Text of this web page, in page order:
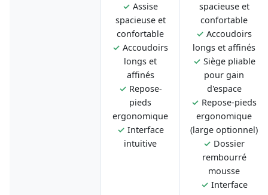
✓ Assise
spacieuse et
confortable
✓ Accoudoirs
longs et
affinés
✓ Repose-
pieds
ergonomique
✓ Interface
intuitive
spacieuse et
confortable
✓ Accoudoirs
longs et affinés
✓ Siège pliable
pour gain
d'espace
✓ Repose-pieds
ergonomique
(large optionnel)
✓ Dossier
rembourré
mousse
✓ Interface